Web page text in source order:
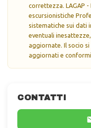
CONTATTI
correttezza. LAGAP
escursionistiche
sistematiche sui dati
eventuali
aggiornate. Il socio
aggiornati e